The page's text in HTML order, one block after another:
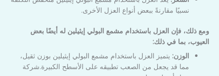
نسبيًا مقارنةً ببعض أنواع العزل الأخرى.
ومع ذلك، فإن العزل باستخدام مشمع البولي إيثيلين له أيضًا بعض
العيوب، بما في ذلك:
الوزن: يتميز العزل باستخدام مشمع البولي إيثيلين بوزن ثقيل،
مما قد يجعل من الصعب تطبيقه على الأسطح الكبيرة.شركة